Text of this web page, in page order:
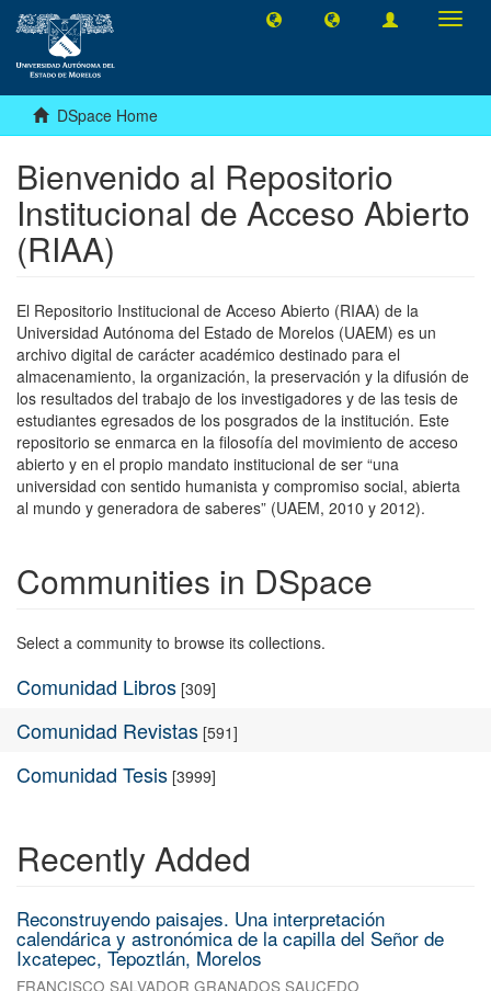
DSpace Home
Bienvenido al Repositorio
Institucional de Acceso Abierto
(RIAA)
El Repositorio Institucional de Acceso Abierto (RIAA) de la
Universidad Autónoma del Estado de Morelos (UAEM) es un
archivo digital de carácter académico destinado para el
almacenamiento, la organización, la preservación y la difusión de
los resultados del trabajo de los investigadores y de las tesis de
estudiantes egresados de los posgrados de la institución. Este
repositorio se enmarca en la filosofía del movimiento de acceso
abierto y en el propio mandato institucional de ser “una
universidad con sentido humanista y compromiso social, abierta
al mundo y generadora de saberes” (UAEM, 2010 y 2012).
Communities in DSpace
Select a community to browse its collections.
Comunidad Libros [309]
Comunidad Revistas [591]
Comunidad Tesis [3999]
Recently Added
Reconstruyendo paisajes. Una interpretación
calendárica y astronómica de la capilla del Señor de
Ixcatepec, Tepoztlán, Morelos
FRANCISCO SALVADOR GRANADOS SAUCEDO